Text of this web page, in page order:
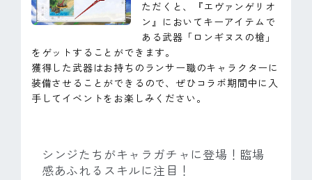
ただくと、『エヴァンゲリオ
ン』においてキーアイテムで
ある武器「ロンギヌスの槍」
をゲットすることができます。
獲得した武器はお持ちのランサー職のキャラクターに
装備させることができるので、ぜひコラボ期間中に入
手してイベントをお楽しみください。
シンジたちがキャラガチャに登場！臨場
感あふれるスキルに注目！